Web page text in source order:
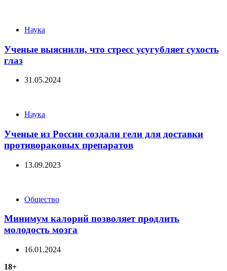
Categories
Наука
Ученые выяснили, что стресс усугубляет сухость
глаз
31.05.2024
Categories
Наука
Ученые из России создали гели для доставки
противораковых препаратов
13.09.2023
CategoriesОбщество
Минимум калорий позволяет продлить
молодость мозга
16.01.2024
18+